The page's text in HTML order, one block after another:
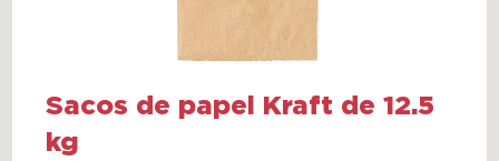
Sacos de papel Kraft de 12.5
kg